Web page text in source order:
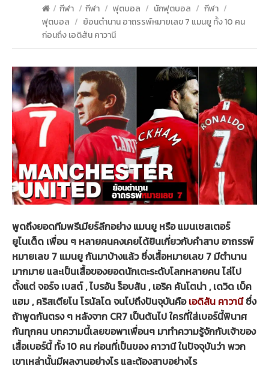
/ กีฬา / กีฬา / ฟุตบอล / นักฟุตบอล / กีฬา /
ฟุตบอล / ย้อนตำนาน อาถรรพ์หมายเลข 7 แมนยู ทั้ง 10 คน
ก่อนถึง เอดิสัน คาวานี
พูดถึงยอดทีมพรีเมียร์ลีกอย่าง แมนยู หรือ แมนเชสเตอร์
ยูไนเต็ด เพื่อน ๆ หลายคนคงเคยได้ยินเกี่ยวกับคำสาบ อาถรรพ์
หมายเลข 7 แมนยู กันมาบ้างแล้ว ซึ่งเสื้อหมายเลข 7 มีตำนาน
มากมาย และเป็นเสื้อของยอดนักเตะระดับโลกหลายคน ไล่ไป
ตั้งแต่ จอร์จ เบสต์ ,ไบรอัน ร็อบสัน ,เอริค คันโตน่า ,เดวิด เบ็ค
แฮม ,คริสเตียโน โรนัลโด จนไปถึงปันจุบันคือเอดิสัน คาวานีซึ่ง
ถ้าพูดกันตรง ๆ หลังจาก CR7 เป็นต้นไป ใครที่ใส่เบอร์นี้พินาศ
กันทุกคน บทความนี้เลยขอพาเพื่อนๆ มาทำความรู้จักกับเจ้าของ
เสื้อเบอร์นี้ ทั้ง 10 คน ก่อนที่เป็นของ คาวานี ในปัจจุบันว่า พวก
เขาเหล่านั้นมีผลงานอย่างไร และต้องสาบอย่างไร